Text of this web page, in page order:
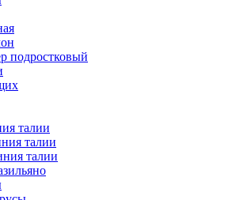
подростковый
талии
талии
талии